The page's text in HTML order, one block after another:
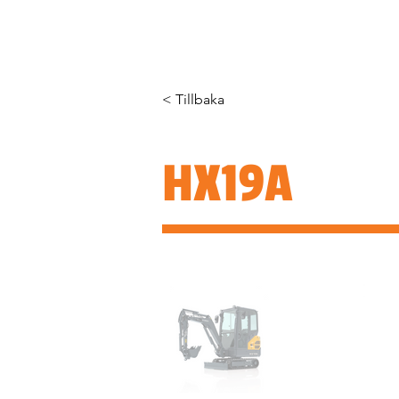
< Tillbaka
HX19A